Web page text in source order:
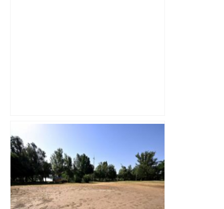
"C'est la reprise des bouchons et c'est
horrible", plus de 17 km de
ralentissements autour de Toulouse ce
jeudi matin, on vous donne les
secteurs à éviter – ladepeche.fr